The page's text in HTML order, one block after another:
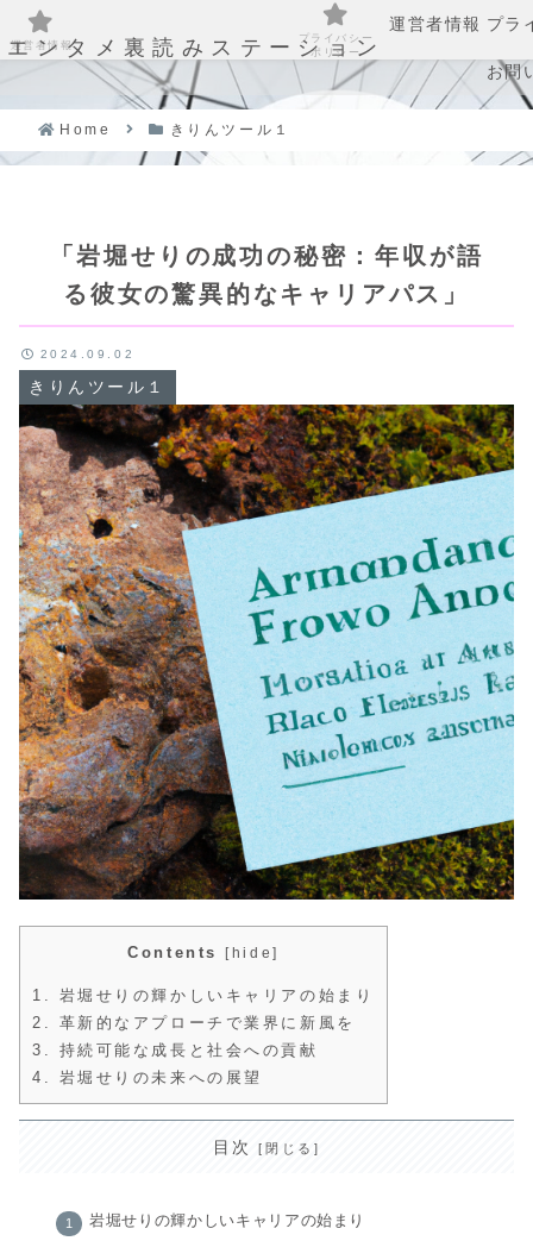
エンタメ裏読みステーション
運営者情報 プラ
お問
Home きりんツール１
「岩堀せりの成功の秘密：年収が語
る彼女の驚異的なキャリアパス」
きりんツール１
2024.09.02
Contents [ hide]
1.
岩堀せりの輝かしいキャリアの始まり
2.
革新的なアプローチで業界に新風を
3.
持続可能な成長と社会への貢献
4.
岩堀せりの未来への展望
目次
岩堀せりの輝かしいキャリアの始まり
運営者情報
プライバシー
ポリシー